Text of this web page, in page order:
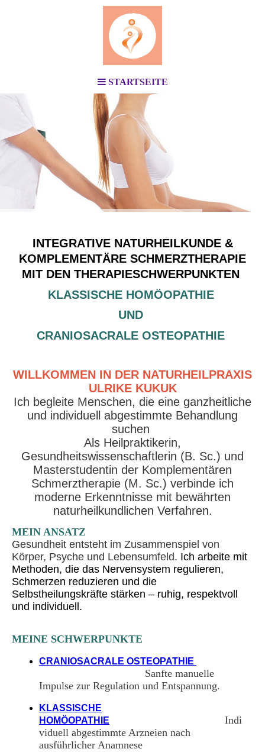
STARTSEITE
INTEGRATIVE NATURHEILKUNDE &
KOMPLEMENTÄRE SCHMERZTHERAPIE
MIT DEN THERAPIESCHWERPUNKTEN
KLASSISCHE HOMÖOPATHIE
UND
CRANIOSACRALE OSTEOPATHIE
WILLKOMMEN IN DER NATURHEILPRAXIS
ULRIKE KUKUK
Ich begleite Menschen, die eine ganzheitliche
und individuell abgestimmte Behandlung
suchen
Als Heilpraktikerin,
Gesundheitswissenschaftlerin (B. Sc.) und
Masterstudentin der Komplementären
Schmerztherapie (M. Sc.) verbinde ich
moderne Erkenntnisse mit bewährten
naturheilkundlichen Verfahren.
MEIN ANSATZ
Gesundheit entsteht im Zusammenspiel von
Körper, Psyche und Lebensumfeld. Ich arbeite mit
Methoden, die das Nervensystem regulieren,
Schmerzen reduzieren und die
Selbstheilungskräfte stärken – ruhig, respektvoll
und individuell.
MEINE SCHWERPUNKTE
CRANIOSACRALE OSTEOPATHIE
Sanfte manuelle
Impulse zur Regulation und Entspannung.
KLASSISCHE
HOMÖOPATHIE
Indi
viduell abgestimmte Arzneien nach
ausführlicher Anamnese